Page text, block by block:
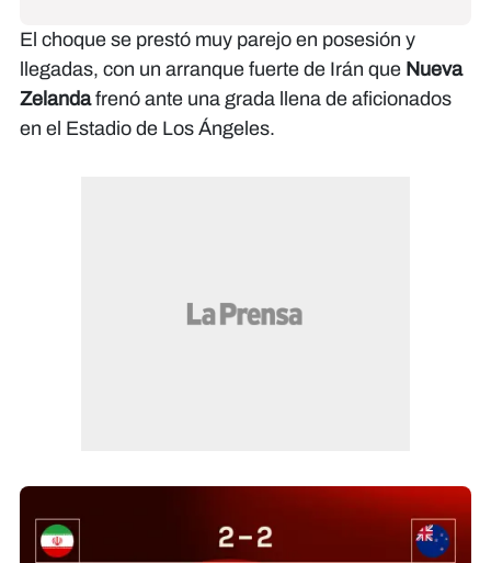
El choque se prestó muy parejo en posesión y
llegadas, con un arranque fuerte de Irán que Nueva
Zelandafrenó ante una grada llena de aficionados
en el Estadio de Los Ángeles.